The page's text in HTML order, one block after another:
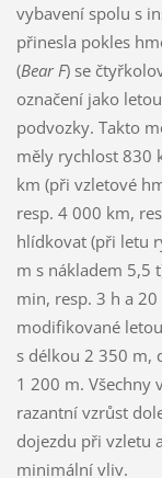
vybavení spolu s
přinesla pokles
(Bear F) se
označení jako
podvozky. Takto
měly rychlost 830
km (při vzletové
resp. 4 000 km,
hlídkovat (při letu
m s nákladem 5,5
min, resp. 3 h a
modifikované
s délkou 2 350 m,
1 200 m. Všechny
razantní vzrůst
dojezdu při vzletu
minimální vliv.